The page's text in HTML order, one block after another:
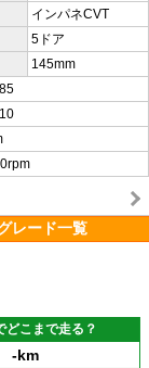
インパネCVT
5ドア
145mm
レード一覧
どこまで走る？
-km